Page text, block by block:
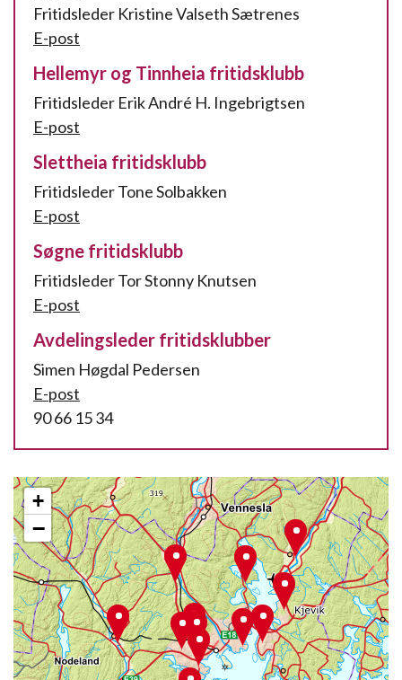
Fritidsleder Kristine Valseth Sætrenes
E-post
Hellemyr og Tinnheia fritidsklubb
Fritidsleder Erik André H. Ingebrigtsen
E-post
Slettheia fritidsklubb
Fritidsleder Tone Solbakken
E-post
Søgne fritidsklubb
Fritidsleder Tor Stonny Knutsen
E-post
Avdelingsleder fritidsklubber
Simen Høgdal Pedersen
E-post
90 66 15 34
+
−